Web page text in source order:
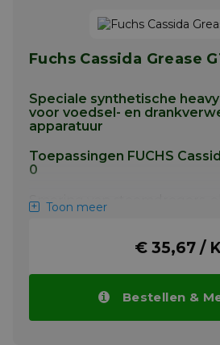
Fuchs Cassida Grease
Speciale synthetische
voor voedsel- en
apparatuur
Toepassingen FUCHS
0
Smering van stoomdrogers,
pompen, transportbanden,
tot gemiddelde snelheid die
ongunstige omstandigheden
belaste en schokbelaste
ook gebruikt worden als
anti-roestfilm en als
pakkingen en afdichtingen
Toon meer
€ 35,67 /
Bestellen &